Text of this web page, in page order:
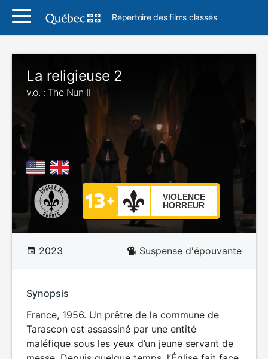
Répertoire des films classés
La religieuse 2
v.o. : The Nun II
VIOLENCE
HORREUR
2023 Suspense d'épouvante
Synopsis
France, 1956. Un prêtre de la commune de
Tarascon est assassiné par une entité
maléfique sous les yeux d’un jeune servant de